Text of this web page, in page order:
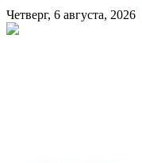
Четверг, 6 августа, 2026